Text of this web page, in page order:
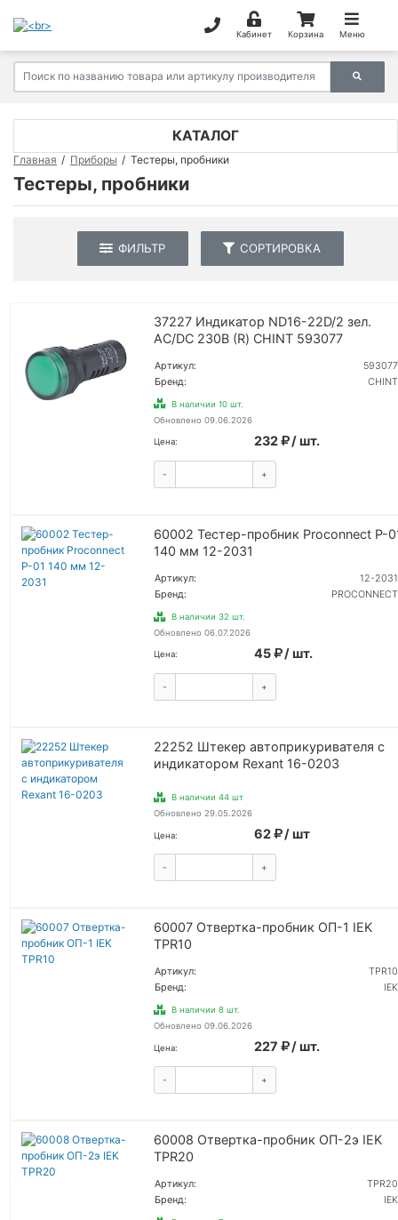
Кабинет Корзина Меню
Главная Приборы Тестеры, пробники
Тестеры, пробники
ФИЛЬТР СОРТИРОВКА
37227 Индикатор ND16-22D/2 зел.
AC/DC 230В (R) CHINT 593077
Артикул:
593077
Бренд:
CHINT
В наличии 10 шт.
Обновлено 09.06.2026
Цена: 232 / шт.
- +
60002 Тестер-пробник Proconnect P-
140 мм 12-2031
Артикул:
12-2031
Бренд:
PROCONNECT
В наличии 32 шт.
Обновлено 06.07.2026
Цена: 45 / шт.
- +
22252 Штекер автоприкуривателя с
индикатором Rexant 16-0203
В наличии 44 шт
Обновлено 29.05.2026
Цена: 62 / шт
- +
60007 Отвертка-пробник ОП-1 IEK
TPR10
Артикул:
TPR10
Бренд:
IEK
В наличии 8 шт.
Обновлено 09.06.2026
Цена: 227 / шт.
- +
60008 Отвертка-пробник ОП-2э IEK
TPR20
Артикул:
TPR20
Бренд:
IEK
КАТАЛОГ